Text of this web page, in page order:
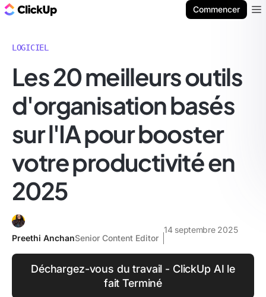
Commencer
LOGICIEL
Les 20 meilleurs outils
d'organisation basés
sur l'IA pour booster
votre productivité en
2025
Preethi AnchanSenior Content Editor
14 septembre 2025
Déchargez-vous du travail - ClickUp AI le
fait Terminé